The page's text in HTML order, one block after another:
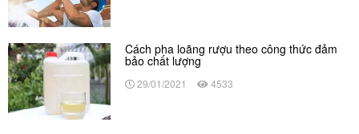
Cách pha loãng rượu theo công thức đảm
bảo chất lượng
29/01/2021 4533